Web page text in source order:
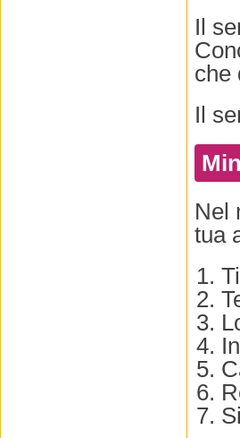
Il
che
Il
Nel
tua